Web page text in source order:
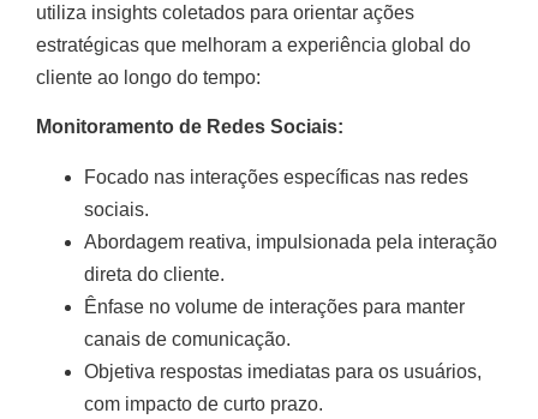
utiliza insights coletados para orientar ações
estratégicas que melhoram a experiência global do
cliente ao longo do tempo:
Monitoramento de Redes Sociais:
Focado nas interações específicas nas redes
sociais.
Abordagem reativa, impulsionada pela interação
direta do cliente.
Ênfase no volume de interações para manter
canais de comunicação.
Objetiva respostas imediatas para os usuários,
com impacto de curto prazo.